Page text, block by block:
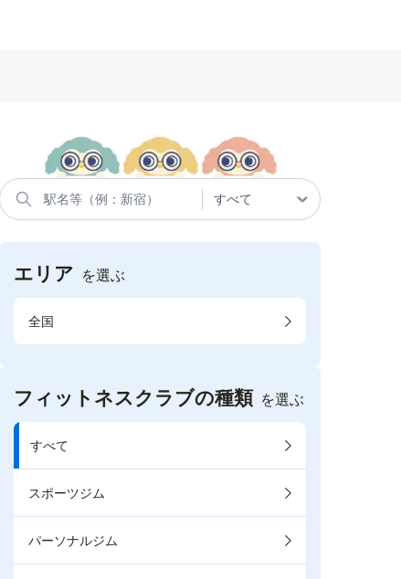
エリア を選ぶ
全国
フィットネスクラブの種類 を選ぶ
すべて
スポーツジム
パーソナルジム